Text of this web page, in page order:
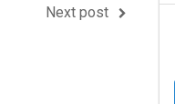
Next post